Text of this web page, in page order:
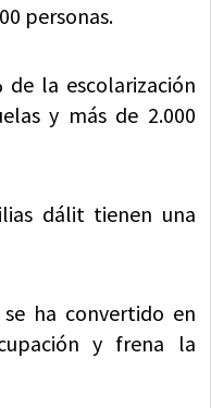
personas.
de la escolarización
y más de 2.000
dálit tienen una
ha convertido en
y frena la